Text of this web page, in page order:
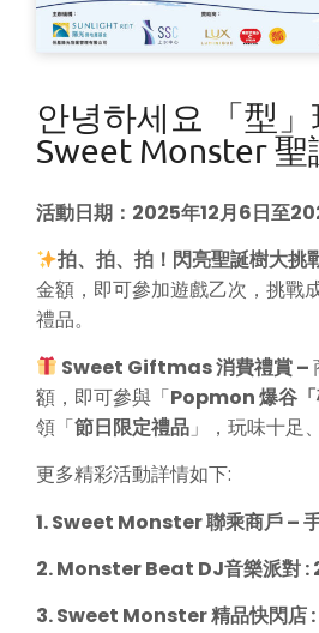
안녕하세요 「型」
Sweet Monster 聖
活動日期： 2025年12月6日至
拍、拍、拍！閃亮聖誕樹大挑
金額，即可參加遊戲乙次，挑戰
禮品。
Sweet Giftmas消費禮賞–
額，即可參與「Popmon 爆谷「
領「節日限定禮品 」，玩味十足
更多精彩活動詳情如下:
1. Sweet Monster 聯乘商戶 –
2. Monster Beat DJ音樂派對 :
3. Sweet Monster 精品快閃店